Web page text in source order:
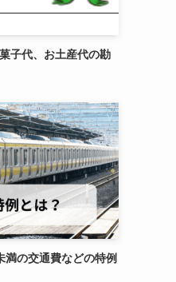
子代、お土産代の勘
満の交通費などの特例